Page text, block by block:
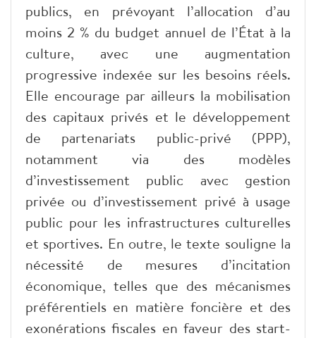
publics, en prévoyant l’allocation d’au
moins 2 % du budget annuel de l’État à la
culture, avec une augmentation
progressive indexée sur les besoins réels.
Elle encourage par ailleurs la mobilisation
des capitaux privés et le développement
de partenariats public-privé (PPP),
notamment via des modèles
d’investissement public avec gestion
privée ou d’investissement privé à usage
public pour les infrastructures culturelles
et sportives. En outre, le texte souligne la
nécessité de mesures d’incitation
économique, telles que des mécanismes
préférentiels en matière foncière et des
exonérations fiscales en faveur des start-